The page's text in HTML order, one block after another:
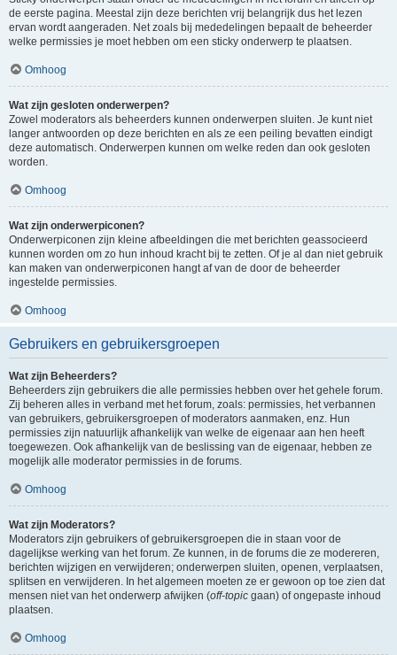
de eerste pagina. Meestal zijn deze berichten vrij belangrijk dus het lezen
ervan wordt aangeraden. Net zoals bij mededelingen bepaalt de beheerder
welke permissies je moet hebben om een sticky onderwerp te plaatsen.
Omhoog
Wat zijn gesloten onderwerpen?
Zowel moderators als beheerders kunnen onderwerpen sluiten. Je kunt niet
langer antwoorden op deze berichten en als ze een peiling bevatten eindigt
deze automatisch. Onderwerpen kunnen om welke reden dan ook gesloten
worden.
Omhoog
Wat zijn onderwerpiconen?
Onderwerpiconen zijn kleine afbeeldingen die met berichten geassocieerd
kunnen worden om zo hun inhoud kracht bij te zetten. Of je al dan niet gebruik
kan maken van onderwerpiconen hangt af van de door de beheerder
ingestelde permissies.
Omhoog
Gebruikers en gebruikersgroepen
Wat zijn Beheerders?
Beheerders zijn gebruikers die alle permissies hebben over het gehele forum.
Zij beheren alles in verband met het forum, zoals: permissies, het verbannen
van gebruikers, gebruikersgroepen of moderators aanmaken, enz. Hun
permissies zijn natuurlijk afhankelijk van welke de eigenaar aan hen heeft
toegewezen. Ook afhankelijk van de beslissing van de eigenaar, hebben ze
mogelijk alle moderator permissies in de forums.
Omhoog
Wat zijn Moderators?
Moderators zijn gebruikers of gebruikersgroepen die in staan voor de
dagelijkse werking van het forum. Ze kunnen, in de forums die ze modereren,
berichten wijzigen en verwijderen; onderwerpen sluiten, openen, verplaatsen,
splitsen en verwijderen. In het algemeen moeten ze er gewoon op toe zien dat
mensen niet van het onderwerp afwijken (off-topic gaan) of ongepaste inhoud
plaatsen.
Omhoog